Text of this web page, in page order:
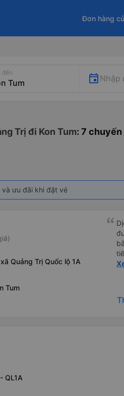
Đơn hàng
đến
Nhập
Trị đi Kon Tum: 7
và ưu đãi khi đặt vé
Quảng Trị Quốc lộ 1A
Tum
QL1A